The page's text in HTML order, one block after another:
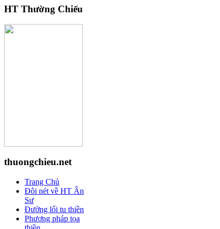
HT Thường Chiếu
thuongchieu.net
Trang Chủ
Đôi nét về HT Ân
Sư
Đường lối tu thiền
Phương pháp tọa